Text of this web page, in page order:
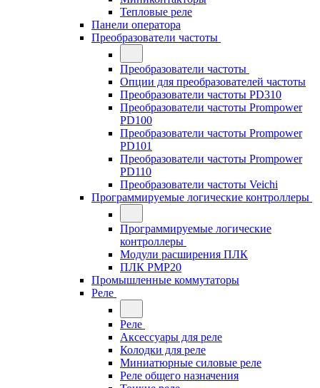
Тепловые реле
Панели оператора
Преобразователи частоты
Преобразователи частоты
Опции для преобразователей частоты
Преобразователи частоты PD310
Преобразователи частоты Prompower
PD100
Преобразователи частоты Prompower
PD101
Преобразователи частоты Prompower
PD110
Преобразователи частоты Veichi
Программируемые логические контроллеры
Программируемые логические
контроллеры
Модули расширения ПЛК
ПЛК PMP20
Промышленные коммутаторы
Реле
Реле
Аксессуары для реле
Колодки для реле
Миниатюрные силовые реле
Реле общего назначения